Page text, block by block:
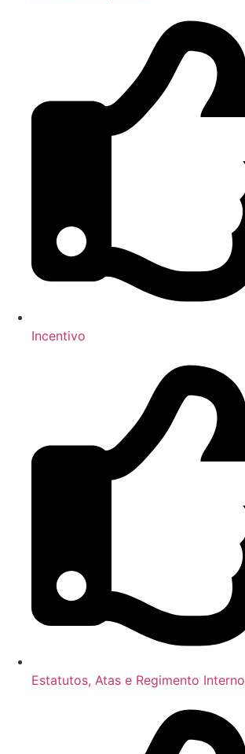
Incentivo
Estatutos, Atas e Regimento Interno